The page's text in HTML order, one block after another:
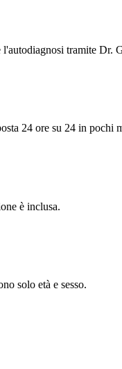
tramite Dr.
24 ore su 24 in pochi
è inclusa.
solo età e sesso.